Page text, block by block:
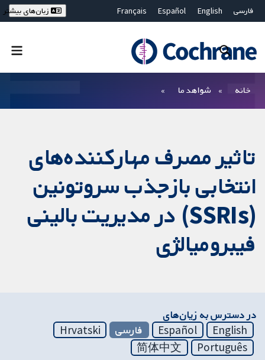
فارسی English
Español
Français
Bahasa Malaysia
ไทย
繁體中文
زبان‌های بیشتر
خانه شواهد ما
تاثیر مصرف مهارکننده‌های
انتخابی بازجذب سروتونین
(SSRIs) در مدیریت بالینی
فیبرومیالژی
در دسترس به زیان‌های
English
Español فارسی
Hrvatski
Português
简体中文